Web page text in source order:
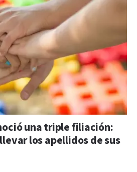
una triple filiación:
los apellidos de sus